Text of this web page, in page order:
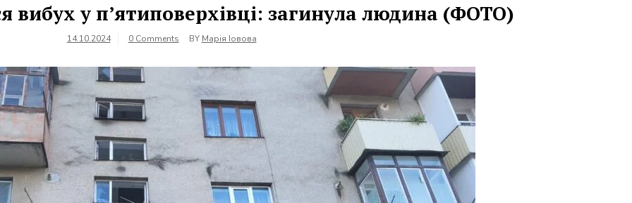
вибух у п’ятиповерхівці: загинула людина (ФОТО)
14.10.2024 0 Comments BY Марія Іовова